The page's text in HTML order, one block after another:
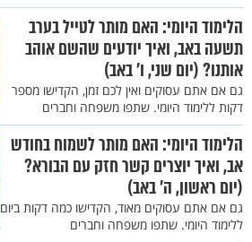
הלימוד היומי: האם מותר לטייל בערב
תשעה באב, ואיך יודעים שהשם אוהב
אותנו? (יום שני, ו' באב)
גם אם אתם עסוקים ואין לכם זמן, הקדישו מספר
דקות ללימוד היומי. שתפו משפחה וחברים
הלימוד היומי: האם מותר לשמוח בחודש
אב, ואיך יוצרים קשר חזק עם הבורא?
(יום ראשון, ה' באב)
גם אם אתם עסוקים מאוד, הקדישו כמה דקות ביום
ללימוד היומי. שתפו משפחה וחברים